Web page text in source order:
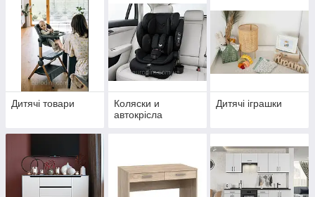
Дитячі товари
Коляски и
автокрісла
Дитячі іграшки